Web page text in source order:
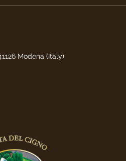
Modena (Italy)